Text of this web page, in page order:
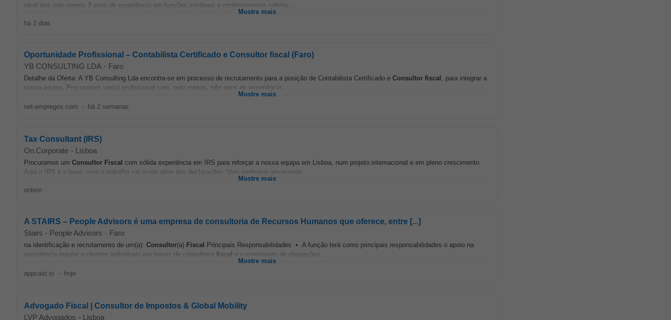
ideal terá pelo menos 3 anos de experiência em funções similares e conhecimentos sólidos...
Mostre mais
há 2 dias
Oportunidade Profissional – Contabilista Certificado e Consultor fiscal (Faro)
YB CONSULTING LDA - Faro
Detalhe da Oferta: A YB Consulting Lda encontra-se em processo de recrutamento para a posição de Contabilista Certificado e Consultor fiscal , para integrar a
nossa equipa. Procuramos um(a) profissional com, pelo menos, três anos de experiência...
Mostre mais
net-empregos.com - há 2 semanas
Tax Consultant (IRS)
On.Corporate - Lisboa
Procuramos um Consultor Fiscal com sólida experiência em IRS para reforçar a nossa equipa em Lisboa, num projeto internacional e em pleno crescimento.
Aqui o IRS é a base, mas o trabalho vai muito além das declarações. Vais participar ativamente...
Mostre mais
ontem
A STAIRS – People Advisors é uma empresa de consultoria de Recursos Humanos que oferece, entre [...]
Stairs - People Advisors - Faro
na identificação e recrutamento de um(a): Consultor(a) Fiscal
Principais Responsabilidades • A função terá como principais responsabilidades o apoio na
assistência regular a clientes individuais em temas de consultoria fiscal e cumprimento de obrigações...
Mostre mais
appcast.io - hoje
Advogado Fiscal | Consultor de Impostos & Global Mobility
LVP Advogados - Lisboa